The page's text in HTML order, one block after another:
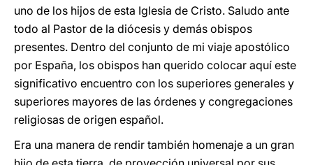
uno de los hijos de esta Iglesia de Cristo. Saludo ante
todo al Pastor de la diócesis y demás obispos
presentes. Dentro del conjunto de mi viaje apostólico
por España, los obispos han querido colocar aquí este
significativo encuentro con los superiores generales y
superiores mayores de las órdenes y congregaciones
religiosas de origen español.
Era una manera de rendir también homenaje a un gran